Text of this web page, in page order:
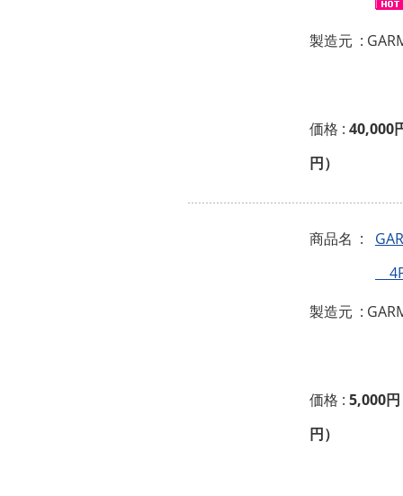
製造元 :
価格 : 40,000
円）
商品名 :
製造元 :
価格 : 5,000
円）